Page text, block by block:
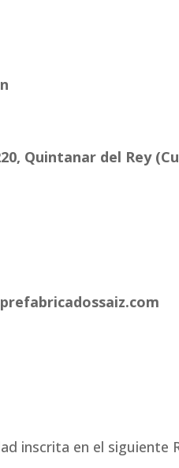
Quintanar del Rey
inscrita en el siguiente